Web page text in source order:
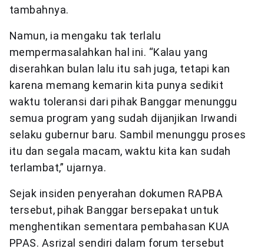
tambahnya.
Namun, ia mengaku tak terlalu
mempermasalahkan hal ini. “Kalau yang
diserahkan bulan lalu itu sah juga, tetapi kan
karena memang kemarin kita punya sedikit
waktu toleransi dari pihak Banggar menunggu
semua program yang sudah dijanjikan Irwandi
selaku gubernur baru. Sambil menunggu proses
itu dan segala macam, waktu kita kan sudah
terlambat,” ujarnya.
Sejak insiden penyerahan dokumen RAPBA
tersebut, pihak Banggar bersepakat untuk
menghentikan sementara pembahasan KUA
PPAS. Asrizal sendiri dalam forum tersebut